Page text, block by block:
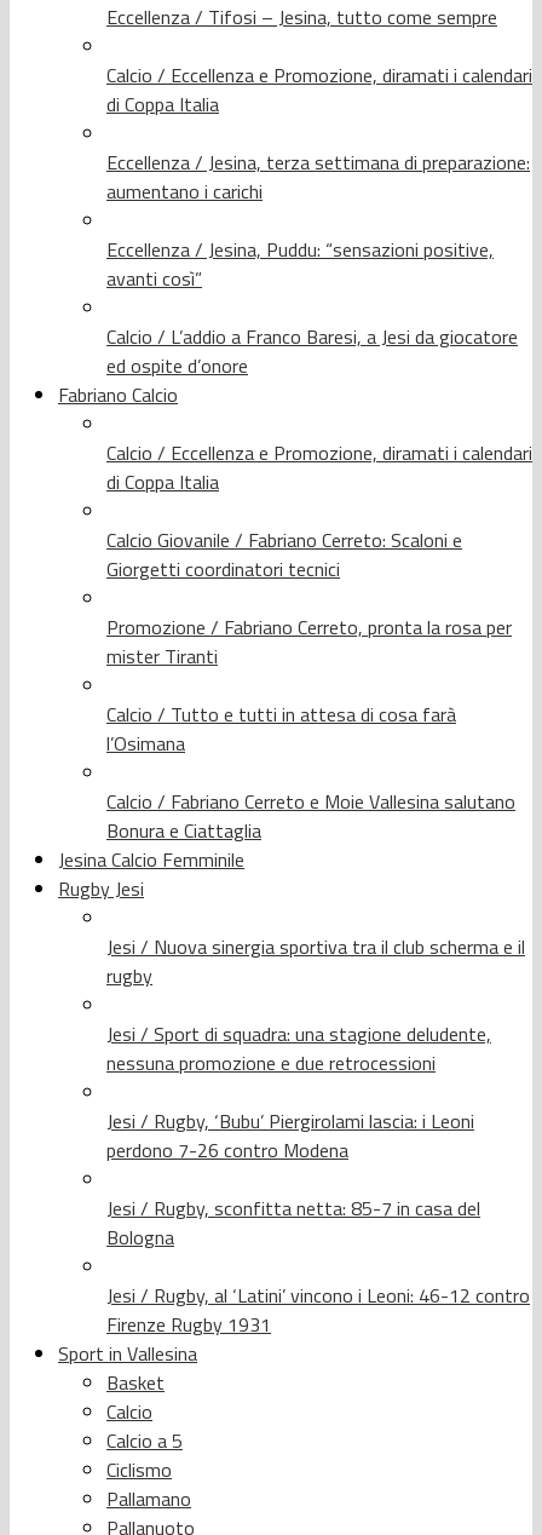
Eccellenza / Tifosi – Jesina, tutto come sempre
Calcio / Eccellenza e Promozione, diramati i calendari
di Coppa Italia
Eccellenza / Jesina, terza settimana di preparazione:
aumentano i carichi
Eccellenza / Jesina, Puddu: “sensazioni positive,
avanti così”
Calcio / L’addio a Franco Baresi, a Jesi da giocatore
ed ospite d’onore
Fabriano Calcio
Calcio / Eccellenza e Promozione, diramati i calendari
di Coppa Italia
Calcio Giovanile / Fabriano Cerreto: Scaloni e
Giorgetti coordinatori tecnici
Promozione / Fabriano Cerreto, pronta la rosa per
mister Tiranti
Calcio / Tutto e tutti in attesa di cosa farà
l’Osimana
Calcio / Fabriano Cerreto e Moie Vallesina salutano
Bonura e Ciattaglia
Jesina Calcio Femminile
Rugby Jesi
Jesi / Nuova sinergia sportiva tra il club scherma e il
rugby
Jesi / Sport di squadra: una stagione deludente,
nessuna promozione e due retrocessioni
Jesi / Rugby, ‘Bubu’ Piergirolami lascia: i Leoni
perdono 7-26 contro Modena
Jesi / Rugby, sconfitta netta: 85-7 in casa del
Bologna
Jesi / Rugby, al ‘Latini’ vincono i Leoni: 46-12 contro
Firenze Rugby 1931
Sport in Vallesina
Basket
Calcio
Calcio a 5
Ciclismo
Pallamano
Pallanuoto